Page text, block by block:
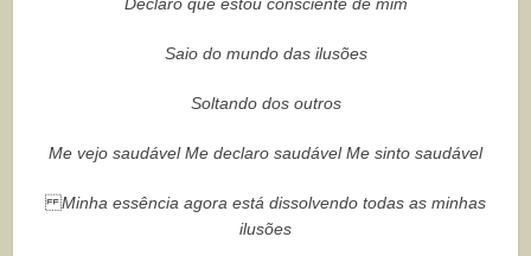
Saio do mundo das ilusões
Soltando dos outros
Me vejo saudável Me declaro saudável Me sinto saudável
Minha essência agora está dissolvendo todas as minhas
ilusões